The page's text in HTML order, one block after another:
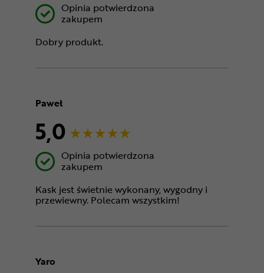
Opinia potwierdzona
zakupem
Dobry produkt.
Paweł
5,0
Opinia potwierdzona
zakupem
Kask jest świetnie wykonany, wygodny i
przewiewny. Polecam wszystkim!
Yaro